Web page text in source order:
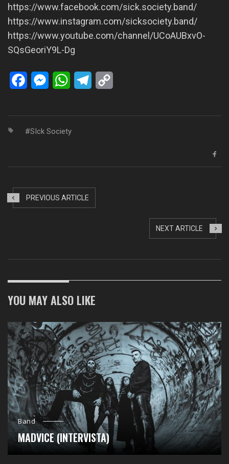
https://www.facebook.com/sick.society.band/
https://www.instagram.com/sicksociety.band/
https://www.youtube.com/channel/UCoAUBxvO-
SQsGeoriY9L-Dg
FacebookMessengerWhatsAppTelegram
SIck Society
PREVIOUS ARTICLE
NEXT ARTICLE
YOU MAY ALSO LIKE
Band
MADVICE (INTERVISTA)